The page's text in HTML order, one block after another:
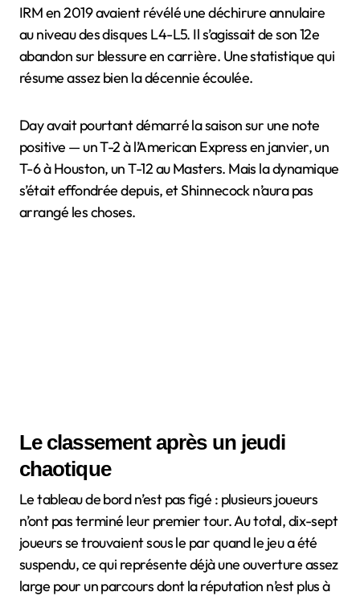
IRM en 2019 avaient révélé une déchirure annulaire
au niveau des disques L4-L5. Il s’agissait de son 12e
abandon sur blessure en carrière. Une statistique qui
résume assez bien la décennie écoulée.
Day avait pourtant démarré la saison sur une note
positive — un T-2 à l’American Express en janvier, un
T-6 à Houston, un T-12 au Masters. Mais la dynamique
s’était effondrée depuis, et Shinnecock n’aura pas
arrangé les choses.
Le classement après un jeudi
chaotique
Le tableau de bord n’est pas figé : plusieurs joueurs
n’ont pas terminé leur premier tour. Au total, dix-sept
joueurs se trouvaient sous le par quand le jeu a été
suspendu, ce qui représente déjà une ouverture assez
large pour un parcours dont la réputation n’est plus à